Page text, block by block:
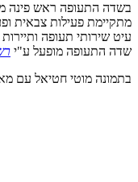
בשדה התעופה ראש פינה
שדה התעופה מופעל ע"י
בתמונה מוטי חטיאל עם